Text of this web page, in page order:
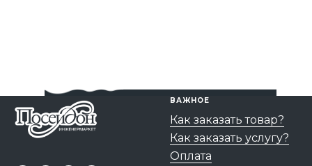
ВАЖНОЕ
Как заказать товар?
Как заказать услугу?
Оплата